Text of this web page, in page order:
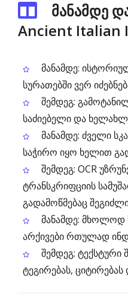
მანამდე
Ancient Italian
მანამდე:
სურათებში ვერ
შემდეგ:
საძიებელი და
მანამდე: ძველი
საჭირო იყო ხელით
შემდეგ: OCR
ტრანსკრიფციის
გადამოწმებაც
მანამდე: მხოლოდ
არქივები რთულად
შემდეგ: ტექსტური
ტეგირებას,